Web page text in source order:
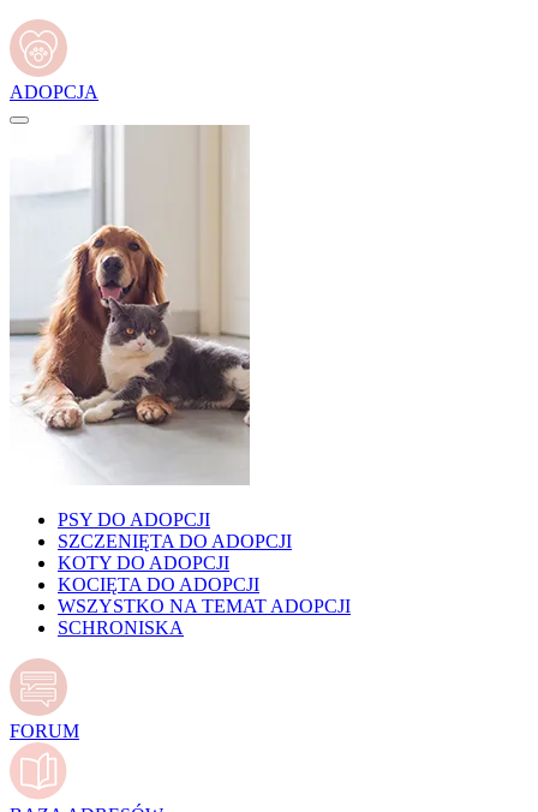
ADOPCJA
PSY DO ADOPCJI
SZCZENIĘTA DO ADOPCJI
KOTY DO ADOPCJI
KOCIĘTA DO ADOPCJI
WSZYSTKO NA TEMAT ADOPCJI
SCHRONISKA
FORUM